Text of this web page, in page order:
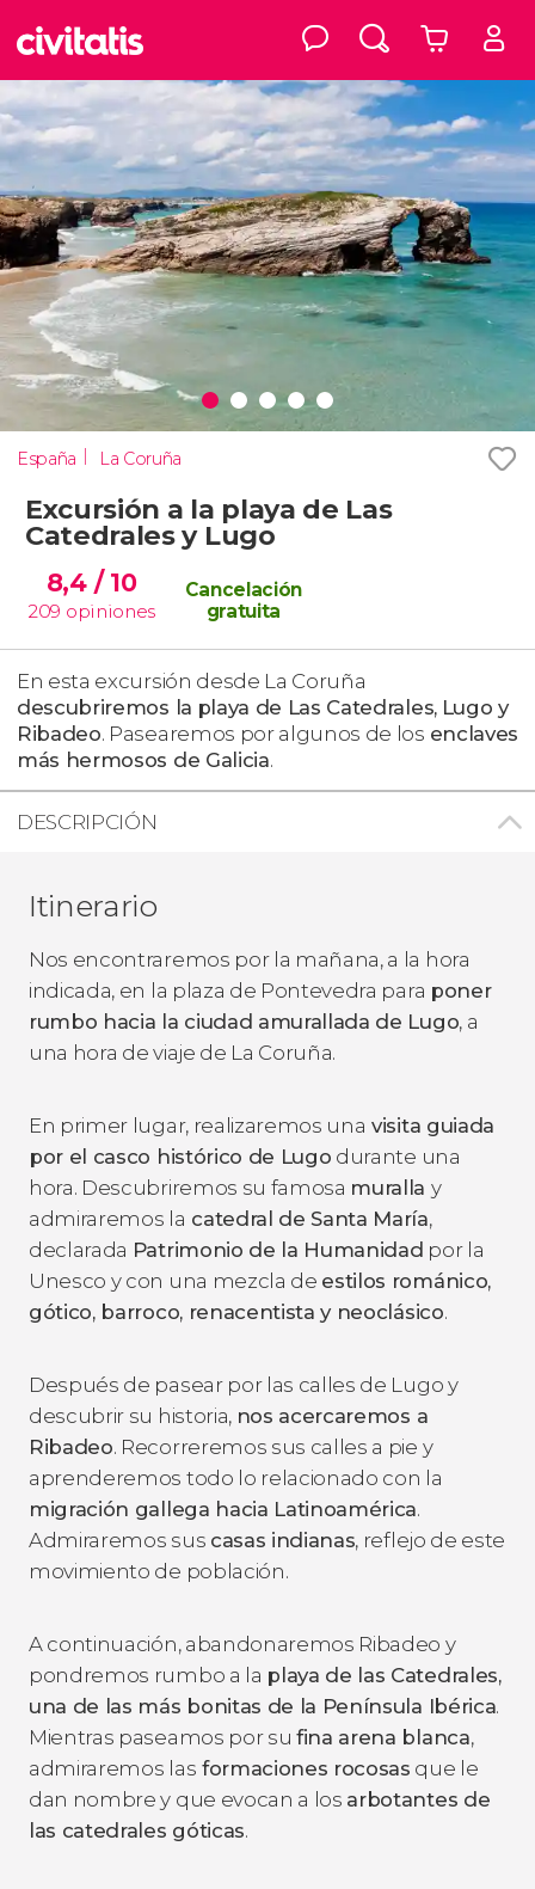
España La Coruña
Excursión a la playa de Las
Catedrales y Lugo
8,4 / 10
209 opiniones
Cancelación
gratuita
En esta excursión desde La Coruña
descubriremos la playa de Las Catedrales, Lugo y
Ribadeo. Pasearemos por algunos de los enclaves
más hermosos de Galicia.
DESCRIPCIÓN
Itinerario
Nos encontraremos por la mañana, a la hora
indicada, en la plaza de Pontevedra para poner
rumbo hacia la ciudad amurallada de Lugo, a
una hora de viaje de La Coruña.
En primer lugar, realizaremos una visita guiada
por el casco histórico de Lugo durante una
hora. Descubriremos su famosa muralla y
admiraremos la catedral de Santa María,
declarada Patrimonio de la Humanidad por la
Unesco y con una mezcla de estilos románico,
gótico, barroco, renacentista y neoclásico.
Después de pasear por las calles de Lugo y
descubrir su historia, nos acercaremos a
Ribadeo. Recorreremos sus calles a pie y
aprenderemos todo lo relacionado con la
migración gallega hacia Latinoamérica.
Admiraremos sus casas indianas, reflejo de este
movimiento de población.
A continuación, abandonaremos Ribadeo y
pondremos rumbo a la playa de las Catedrales,
una de las más bonitas de la Península Ibérica.
Mientras paseamos por su fina arena blanca,
admiraremos las formaciones rocosas que le
dan nombre y que evocan a los arbotantes de
las catedrales góticas.